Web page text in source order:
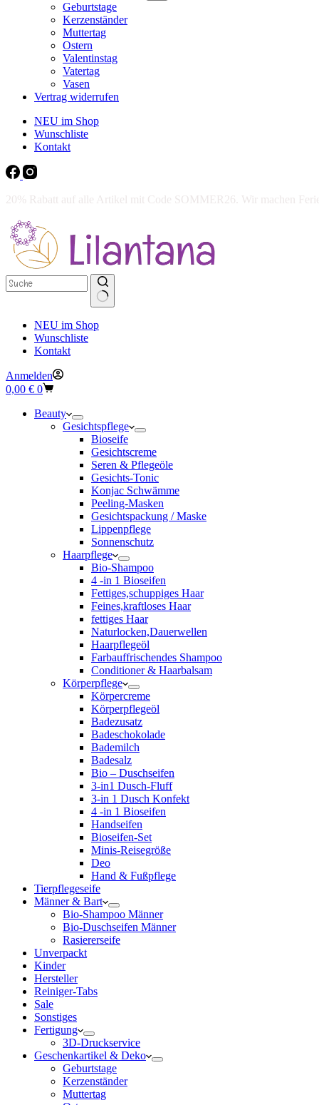
Geburtstage
Kerzenständer
Muttertag
Ostern
Valentinstag
Vatertag
Vasen
Vertrag widerrufen
NEU im Shop
Wunschliste
Kontakt
20% Rabatt auf alle Artikel mit Code SOMMER26. Wir machen
NEU im Shop
Wunschliste
Kontakt
Anmelden
Warenkorb
0,00 € 0
Beauty
Gesichtspflege
Bioseife
Gesichtscreme
Seren & Pflegeöle
Gesichts-Tonic
Konjac Schwämme
Peeling-Masken
Gesichtspackung / Maske
Lippenpflege
Sonnenschutz
Haarpflege
Bio-Shampoo
4 -in 1 Bioseifen
Fettiges,schuppiges Haar
Feines,kraftloses Haar
fettiges Haar
Naturlocken,Dauerwellen
Haarpflegeöl
Farbauffrischendes Shampoo
Conditioner & Haarbalsam
Körperpflege
Körpercreme
Körperpflegeöl
Badezusatz
Badeschokolade
Bademilch
Badesalz
Bio – Duschseifen
3-in1 Dusch-Fluff
3-in 1 Dusch Konfekt
4 -in 1 Bioseifen
Handseifen
Bioseifen-Set
Minis-Reisegröße
Deo
Hand & Fußpflege
Tierpflegeseife
Männer & Bart
Bio-Shampoo Männer
Bio-Duschseifen Männer
Rasiererseife
Unverpackt
Kinder
Hersteller
Reiniger-Tabs
Sale
Sonstiges
Fertigung
3D-Druckservice
Geschenkartikel & Deko
Geburtstage
Kerzenständer
Muttertag